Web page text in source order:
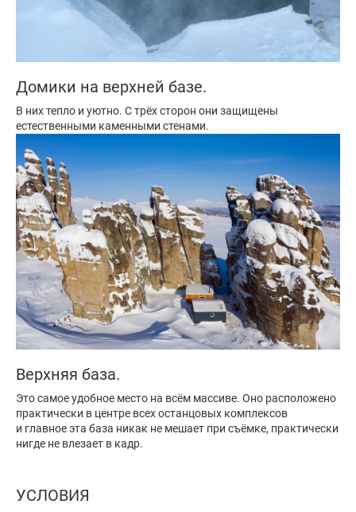
Домики на верхней базе.
В них тепло и уютно. С трёх сторон они защищены
естественными каменными стенами.
Верхняя база.
Это самое удобное место на всём массиве. Оно расположено
практически в центре всех останцовых комплексов
и главное эта база никак не мешает при съёмке, практически
нигде не влезает в кадр.
УСЛОВИЯ